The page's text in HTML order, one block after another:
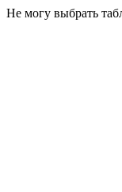
Не могу выбрать